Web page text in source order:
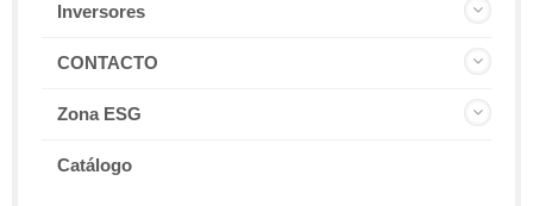
Inversores
CONTACTO
Zona ESG
Catálogo